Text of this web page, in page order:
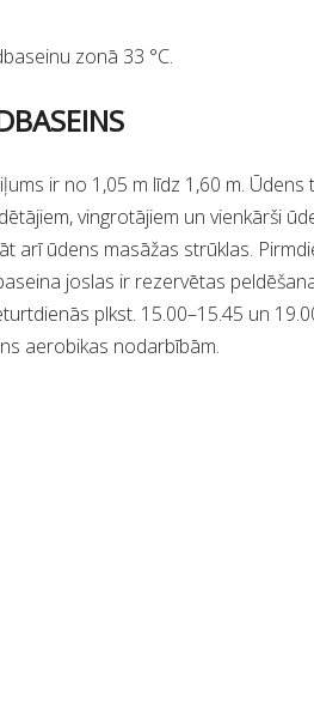
zonā 33 °C.
ir no 1,05 m līdz 1,60 m.
vingrotājiem un vienkārši
arī ūdens masāžas strūklas.
joslas ir rezervētas
plkst. 15.00–15.45 un
aerobikas nodarbībām.